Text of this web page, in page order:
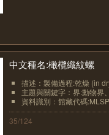
中文種名:橄欖織紋螺
描述：製備過程:乾燥 (in
主題與關鍵字：界:動物界
資料識別：館藏代碼
35/124